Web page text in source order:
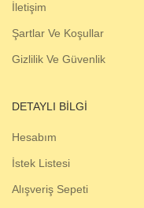
İletişim
Şartlar Ve Koşullar
Gizlilik Ve Güvenlik
DETAYLI BILGI
Hesabım
İstek Listesi
Alışveriş Sepeti